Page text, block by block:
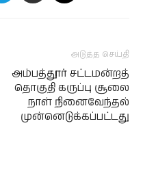
அடுத்த செய்தி
அம்பத்தூர் சட்டமன்றத்
தொகுதி கருப்பு சூலை
நாள் நினைவேந்தல்
முன்னெடுக்கப்பட்டது